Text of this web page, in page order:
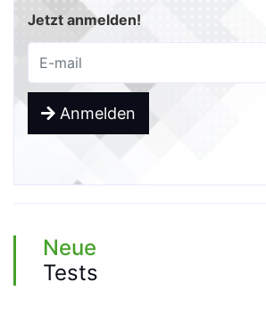
Jetzt anmelden!
Anmelden
Neue
Tests